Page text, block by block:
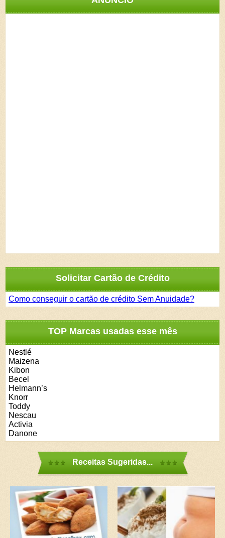
Solicitar Cartão de Crédito
Como conseguir o cartão de crédito Sem Anuidade?
TOP Marcas usadas esse mês
Nestlé
Maizena
Kibon
Becel
Helmann’s
Knorr
Toddy
Nescau
Activia
Danone
Receitas Sugeridas...